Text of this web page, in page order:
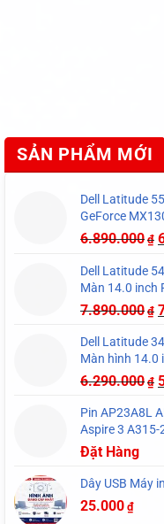
SẢN PHẨM MỚI
Dell Latitude
GeForce
6.890.000 ₫
Dell Latitude
Màn 14.0 inch
7.890.000 ₫
Dell Latitude
Màn hình 14.0
6.290.000 ₫
Pin AP23A8L
Aspire 3 A315-
Đặt Hàng
Dây USB Máy
25.000 ₫